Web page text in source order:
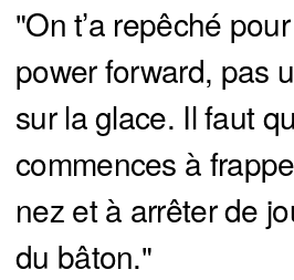
"On t’a repêché
power forward, pas
sur la glace. Il faut
commences à
nez et à arrêter de
du bâton."